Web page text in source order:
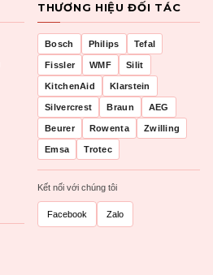
THƯƠNG HIỆU ĐỐI TÁC
Bosch Philips Tefal
Fissler WMF Silit
KitchenAid Klarstein
Silvercrest Braun AEG
Beurer Rowenta Zwilling
Emsa Trotec
Kết nối với chúng tôi
Facebook Zalo